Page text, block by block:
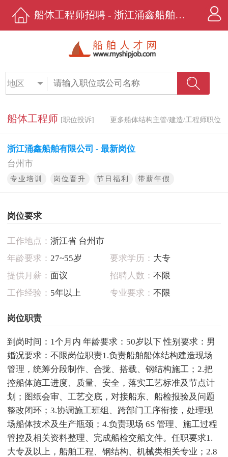
船体工程师招聘 - 浙江涌鑫船舶有限公司 - 船舶人才网
地区
船体工程师 [职位投诉] 更多船体结构主管/建造/工程师职位
浙江涌鑫船舶有限公司 - 最新岗位
台州市
专业培训 岗位晋升 节日福利 带薪年假
岗位要求
工作地点： 浙江省 台州市
年龄要求： 27~55岁 要求学历： 大专
提供月薪： 面议 招聘人数： 不限
工作经验： 5年以上 专业要求： 不限
岗位职责
到岗时间：1个月内 年龄要求：50岁以下 性别要求：男
婚况要求：不限岗位职责1.负责船舶船体结构建造现场
管理，统筹分段制作、合拢、搭载、钢结构施工；2.把
控船体施工进度、质量、安全，落实工艺标准及节点计
划；图纸会审、工艺交底，对接船东、船检报验及问题
整改闭环；3.协调施工班组、跨部门工序衔接，处理现
场船体技术及生产瓶颈；4.负责现场 6S 管理、施工过程
管控及相关资料整理、完成船检交船文件。任职要求1.
大专及以上，船舶工程、钢结构、机械类相关专业；2.8